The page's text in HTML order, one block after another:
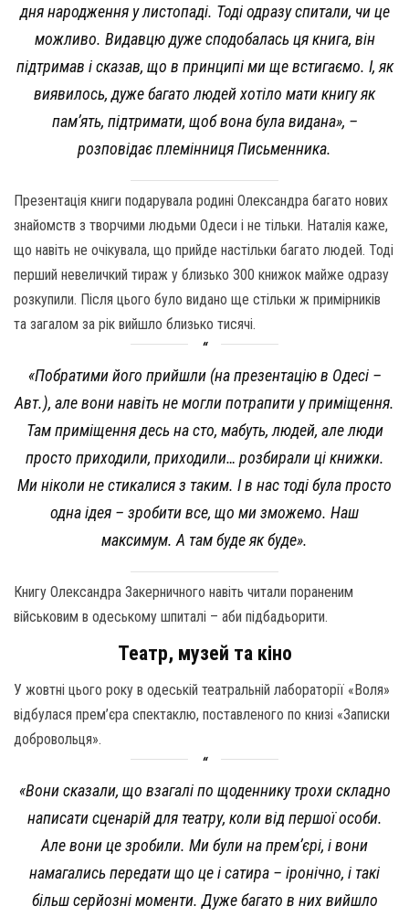
дня народження у листопаді. Тоді одразу спитали, чи це
можливо. Видавцю дуже сподобалась ця книга, він
підтримав і сказав, що в принципі ми ще встигаємо. І, як
виявилось, дуже багато людей хотіло мати книгу як
пам’ять, підтримати, щоб вона була видана», –
розповідає племінниця Письменника.
Презентація книги подарувала родині Олександра багато нових
знайомств з творчими людьми Одеси і не тільки. Наталія каже,
що навіть не очікувала, що прийде настільки багато людей. Тоді
перший невеличкий тираж у близько 300 книжок майже одразу
розкупили. Після цього було видано ще стільки ж примірників
та загалом за рік вийшло близько тисячі.
«Побратими його прийшли (на презентацію в Одесі –
Авт.), але вони навіть не могли потрапити у приміщення.
Там приміщення десь на сто, мабуть, людей, але люди
просто приходили, приходили… розбирали ці книжки.
Ми ніколи не стикалися з таким. І в нас тоді була просто
одна ідея – зробити все, що ми зможемо. Наш
максимум. А там буде як буде».
Книгу Олександра Закерничного навіть читали пораненим
військовим в одеському шпиталі – аби підбадьорити.
Театр, музей та кіно
У жовтні цього року в одеській театральній лабораторії «Воля»
відбулася прем’єра спектаклю, поставленого по книзі «Записки
добровольця».
«Вони сказали, що взагалі по щоденнику трохи складно
написати сценарій для театру, коли від першої особи.
Але вони це зробили. Ми були на прем’єрі, і вони
намагались передати що це і сатира – іронічно, і такі
більш серйозні моменти. Дуже багато в них вийшло